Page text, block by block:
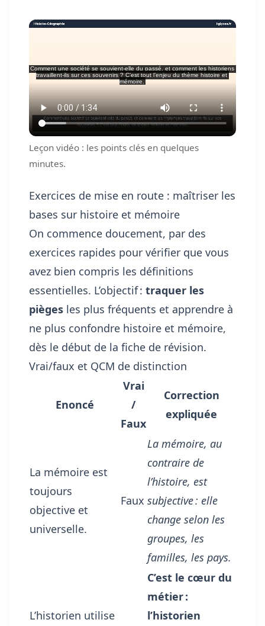
Leçon vidéo : les points clés en quelques
minutes.
Exercices de mise en route : maîtriser les
bases sur histoire et mémoire
On commence doucement, par des
exercices rapides pour vérifier que vous
avez bien compris les définitions
essentielles. L’objectif : traquer les
pièges les plus fréquents et apprendre à
ne plus confondre histoire et mémoire,
dès le début de la fiche de révision.
Vrai/faux et QCM de distinction
Enoncé
Vrai
/
Faux
Correction
expliquée
La mémoire est
toujours
objective et
universelle.
Faux
La mémoire, au
contraire de
l’histoire, est
subjective : elle
change selon les
groupes, les
familles, les pays.
L’historien utilise
C’est le cœur du
métier :
l’historien